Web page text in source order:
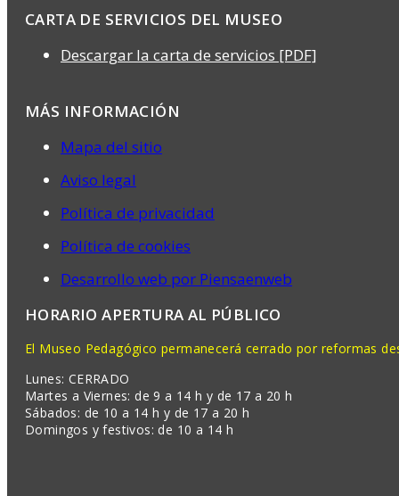
CARTA DE SERVICIOS DEL MUSEO
Descargar la carta de servicios [PDF]
MÁS INFORMACIÓN
Mapa del sitio
Aviso legal
Política de privacidad
Política de cookies
Desarrollo web por Piensaenweb
HORARIO APERTURA AL PÚBLICO
El Museo Pedagógico permanecerá cerrado por reformas
Lunes: CERRADO
Martes a Viernes: de 9 a 14 h y de 17 a 20 h
Sábados: de 10 a 14 h y de 17 a 20 h
Domingos y festivos: de 10 a 14 h